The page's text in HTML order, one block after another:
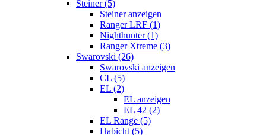
Steiner (5)
Steiner anzeigen
Ranger LRF (1)
Nighthunter (1)
Ranger Xtreme (3)
Swarovski (26)
Swarovski anzeigen
CL (5)
EL (2)
EL anzeigen
EL 42 (2)
EL Range (5)
Habicht (5)